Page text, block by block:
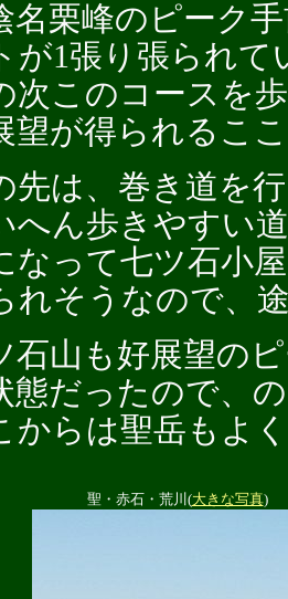
栗峰のピーク
が1張り張られて
このコースを
望が得られるこ
は、巻き道を
ん歩きやすい
なって七ツ石小
れそうなので、
山も好展望の
態だったので、
らは聖岳もよ
聖・赤石・荒川(大きな写真)